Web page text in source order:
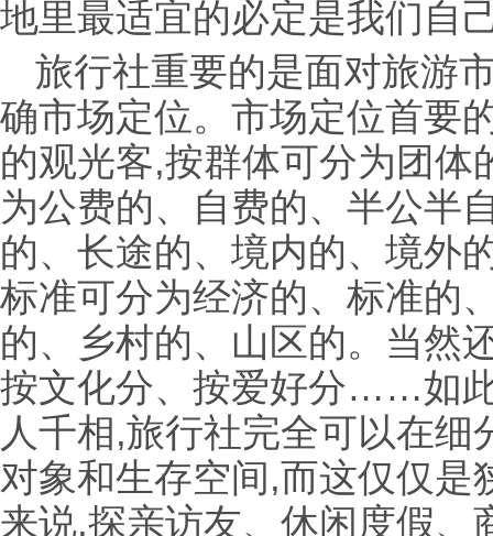
地里最适宜的必定是我们自
旅行社重要的是面对旅游
确市场定位。市场定位首要
的观光客,按群体可分为团
为公费的、自费的、半公半
的、长途的、境内的、境外
标准可分为经济的、标准的
的、乡村的、山区的。当然
按文化分、按爱好分……如
人千相,旅行社完全可以在
对象和生存空间,而这仅仅是
来说,探亲访友、休闲度假、